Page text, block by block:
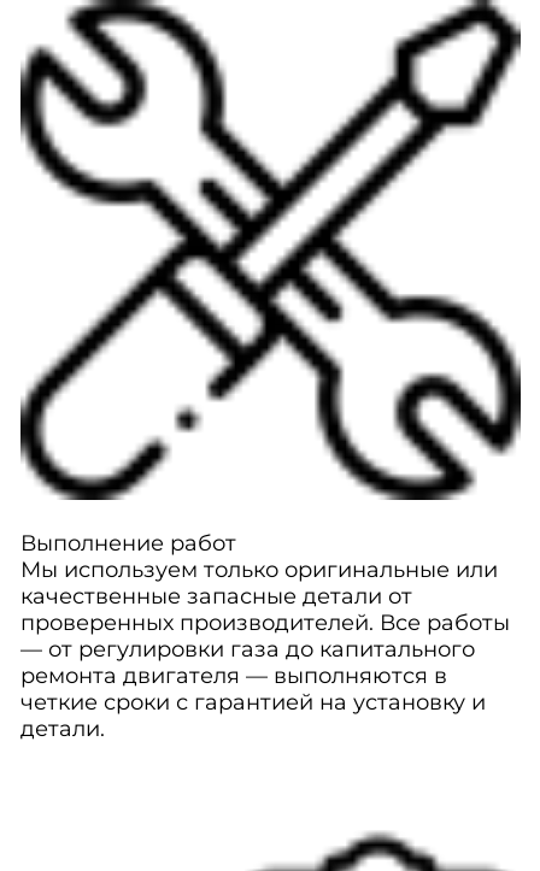
Выполнение работ
Мы используем только оригинальные или
качественные запасные детали от
проверенных производителей. Все работы
— от регулировки газа до капитального
ремонта двигателя — выполняются в
четкие сроки с гарантией на установку и
детали.